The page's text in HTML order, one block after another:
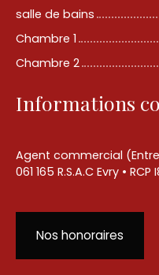
salle de bains
Chambre 1
Chambre 2
Informations
Agent commercial
061 165 R.S.A.C Evry • RCP
Nos honoraires